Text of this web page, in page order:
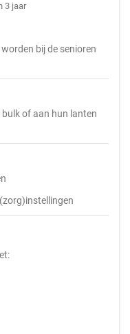
3 jaar
bij de senioren
of aan hun lanten